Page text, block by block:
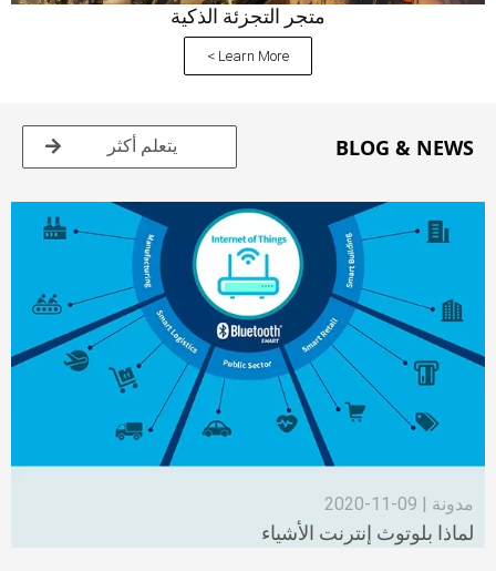
متجر التجزئة الذكية
Learn More >
BLOG & NEWS يتعلم أكثر
مدونة | 09-11-2020
لماذا بلوتوث إنترنت الأشياء